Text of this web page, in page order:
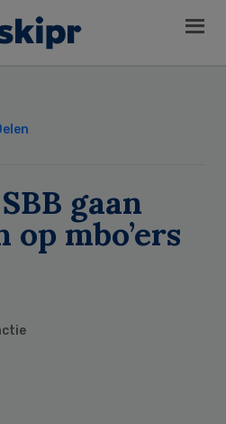
gaan
op mbo’ers